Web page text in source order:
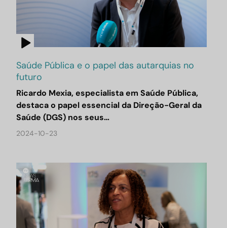
Saúde Pública e o papel das autarquias no
futuro
Ricardo Mexia, especialista em Saúde Pública,
destaca o papel essencial da Direção-Geral da
Saúde (DGS) nos seus…
2024-10-23